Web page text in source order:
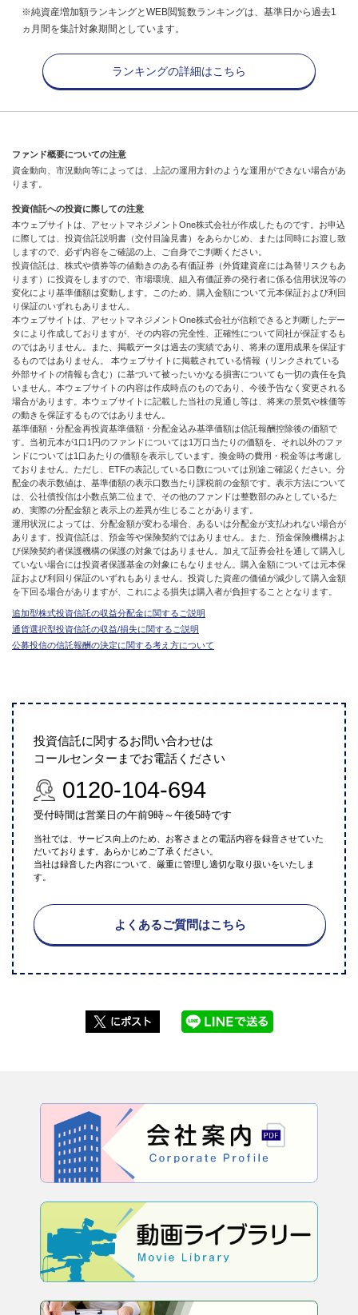
※純資産増加額ランキングとWEB閲覧数ランキングは、基準日から過去1
ヵ月間を集計対象期間としています。
ランキングの詳細はこちら
ファンド概要についての注意
資金動向、市況動向等によっては、上記の運用方針のような運用ができない場合があ
ります。
投資信託への投資に際しての注意
本ウェブサイトは、アセットマネジメントOne株式会社が作成したものです。お申込
に際しては、投資信託説明書（交付目論見書）をあらかじめ、または同時にお渡し致
しますので、必ず内容をご確認の上、ご自身でご判断ください。
投資信託は、株式や債券等の値動きのある有価証券（外貨建資産には為替リスクもあ
ります）に投資をしますので、市場環境、組入有価証券の発行者に係る信用状況等の
変化により基準価額は変動します。このため、購入金額について元本保証および利回
り保証のいずれもありません。
本ウェブサイトは、アセットマネジメントOne株式会社が信頼できると判断したデー
タにより作成しておりますが、その内容の完全性、正確性について同社が保証するも
のではありません。また、掲載データは過去の実績であり、将来の運用成果を保証す
るものではありません。 本ウェブサイトに掲載されている情報（リンクされている
外部サイトの情報も含む）に基づいて被ったいかなる損害についても一切の責任を負
いません。本ウェブサイトの内容は作成時点のものであり、今後予告なく変更される
場合があります。本ウェブサイトに記載した当社の見通し等は、将来の景気や株価等
の動きを保証するものではありません。
基準価額・分配金再投資基準価額・分配金込み基準価額は信託報酬控除後の価額で
す。当初元本が1口1円のファンドについては1万口当たりの価額を、それ以外のファ
ンドについては1口あたりの価額を表示しています。換金時の費用・税金等は考慮し
ておりません。ただし、ETFの表記している口数については別途ご確認ください。分
配金の表示数値は、基準価額の表示口数当たり課税前の金額です。表示方法について
は、公社債投信は小数点第二位まで、その他のファンドは整数部のみとしているた
め、実際の分配金額と表示上の差異が生じることがあります。
運用状況によっては、分配金額が変わる場合、あるいは分配金が支払われない場合が
あります。投資信託は、預金等や保険契約ではありません。また、預金保険機構およ
び保険契約者保護機構の保護の対象ではありません。加えて証券会社を通して購入し
ていない場合には投資者保護基金の対象にもなりません。購入金額については元本保
証および利回り保証のいずれもありません。投資した資産の価値が減少して購入金額
を下回る場合がありますが、これによる損失は購入者が負担することとなります。
追加型株式投資信託の収益分配金に関するご説明
通貨選択型投資信託の収益/損失に関するご説明
公募投信の信託報酬の決定に関する考え方について
投資信託に関するお問い合わせは
コールセンターまでお電話ください
0120-104-694
受付時間は営業日の午前9時～午後5時です
当社では、サービス向上のため、お客さまとの電話内容を録音させていた
だいております。あらかじめご了承ください。
当社は録音した内容について、厳重に管理し適切な取り扱いをいたしま
す。
よくあるご質問はこちら